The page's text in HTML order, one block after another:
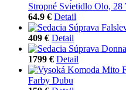
Stropné Svietidlo Olo, 28
64.9 € Detail
409 € Detail
1799 € Detail
Farby Dubu